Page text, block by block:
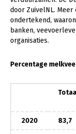
Mensen
Bestuur en
Jaarverslag
Pers
Contact
door ZuivelNL.
ondertekend,
banken,
organisaties.
Percentage
2020 83,7